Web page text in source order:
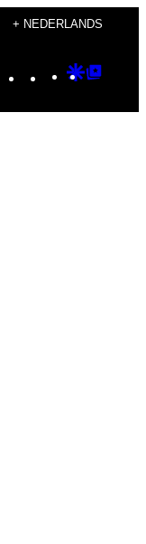
+ NEDERLANDS
Instagram
TikTok
YouTube
Google